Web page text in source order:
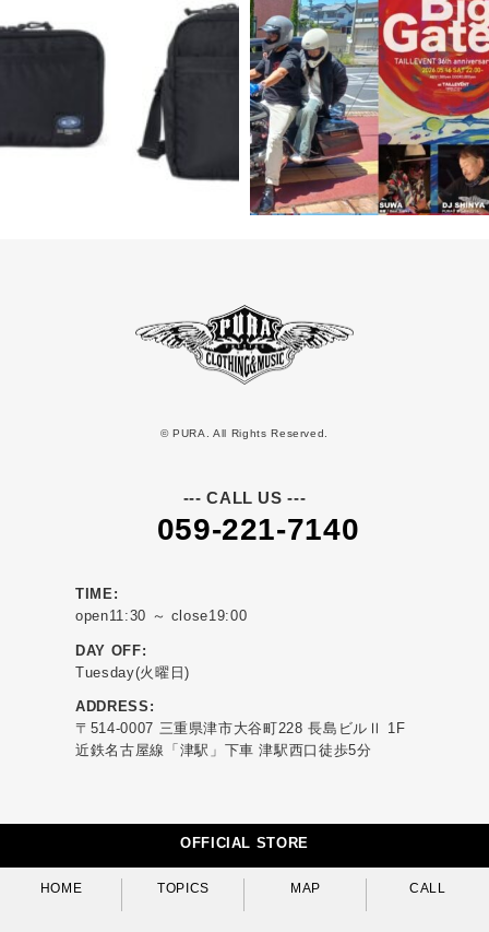
© PURA. All Rights Reserved.
--- CALL US ---
059-221-7140
TIME:
open11:30 ～ close19:00
DAY OFF:
Tuesday(火曜日)
ADDRESS:
〒514-0007 三重県津市大谷町228 長島ビルⅡ 1F
近鉄名古屋線「津駅」下車 津駅西口徒歩5分
OFFICIAL STORE
HOME TOPICS MAP CALL